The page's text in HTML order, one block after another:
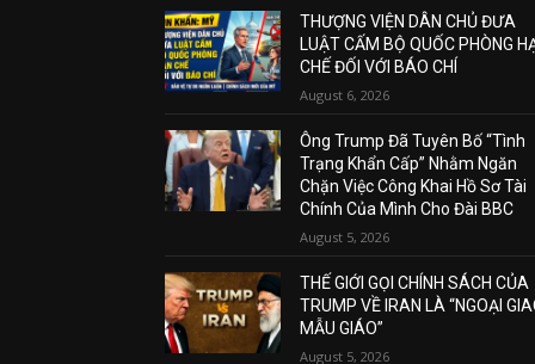
THƯỢNG VIỆN DÂN CHỦ ĐƯA
LUẬT CẤM BỘ QUỐC PHÒNG
CHẾ ĐỐI VỚI BÁO CHÍ
August 6, 2026
Ông Trump Đã Tuyên Bố “Tình
Trạng Khẩn Cấp” Nhằm Ngăn
Chặn Việc Công Khai Hồ Sơ Tài
Chính Của Mình Cho Đài BBC
August 5, 2026
THẾ GIỚI GỌI CHÍNH SÁCH CỦA
TRUMP VỀ IRAN LÀ “NGOẠI
MẪU GIÁO”
August 5, 2026